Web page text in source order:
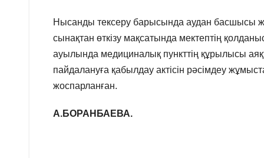
Нысанды тексеру барысында аудан басшысы
сынақтан өткізу мақсатында мектептің
ауылында медициналық пункттің құрылысы
пайдалануға қабылдау актісін рәсімдеу
жоспарланған.
А.БОРАНБАЕВА.